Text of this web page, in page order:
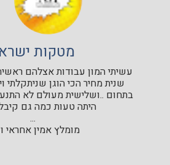
מטקות
עשיתי המון עבודות אצלהם
שנית מחיר הכי הוגן שניתקלתי
בתחום ..ושלישית מעולם לא
היתה טעות כמה גם
...
מומלץ אמין אחראי